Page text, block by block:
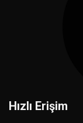
Hızlı Erişim